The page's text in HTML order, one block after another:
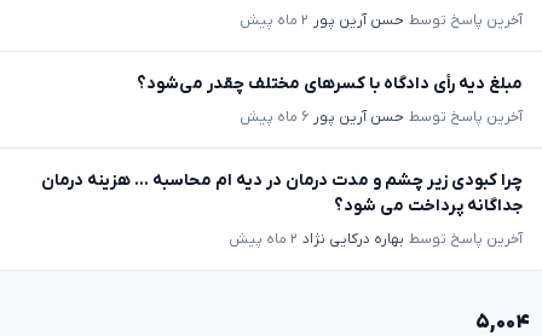
آخرین پاسخ توسط حسن آرین پور ۲ ماه پیش
مبلغ دیه رأی دادگاه با کسرهای مختلف چقدر می‌شود؟
آخرین پاسخ توسط حسن آرین پور ۶ ماه پیش
چرا کبودی زیر چشم و مدت درمان در دیه ام محاسبه ... هزینه درمان
جداگانه پرداخت می شود؟
آخرین پاسخ توسط بهاره درکایی نژاد ۲ ماه پیش
۵,۰۰۴